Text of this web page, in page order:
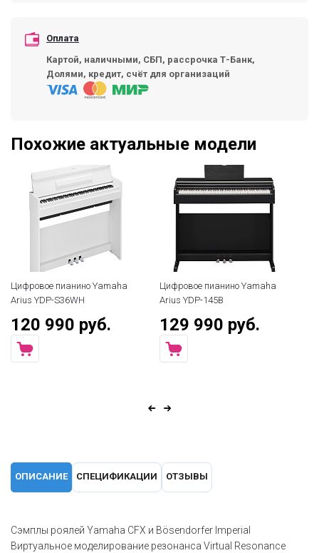
Оплата
Картой, наличными, СБП, рассрочка Т-Банк,
Долями, кредит, счёт для организаций
Похожие актуальные модели
Цифровое пианино Yamaha
Arius YDP-S36WH
120 990 руб.
Цифровое пианино Yamaha
Arius YDP-145B
129 990 руб.
ОПИСАНИЕ СПЕЦИФИКАЦИИ ОТЗЫВЫ
Сэмплы роялей Yamaha CFX и Bösendorfer Imperial
Виртуальное моделирование резонанса Virtual Resonance